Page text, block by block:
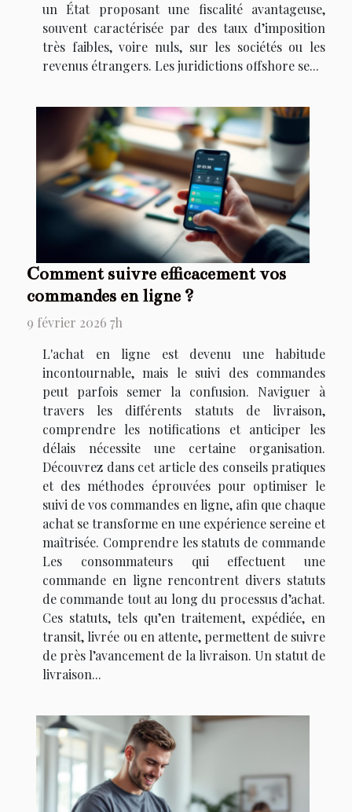
un État proposant une fiscalité avantageuse,
souvent caractérisée par des taux d’imposition
très faibles, voire nuls, sur les sociétés ou les
revenus étrangers. Les juridictions offshore se...
Comment suivre efficacement vos
commandes en ligne ?
9 février 2026 7h
L'achat en ligne est devenu une habitude
incontournable, mais le suivi des commandes
peut parfois semer la confusion. Naviguer à
travers les différents statuts de livraison,
comprendre les notifications et anticiper les
délais nécessite une certaine organisation.
Découvrez dans cet article des conseils pratiques
et des méthodes éprouvées pour optimiser le
suivi de vos commandes en ligne, afin que chaque
achat se transforme en une expérience sereine et
maîtrisée. Comprendre les statuts de commande
Les consommateurs qui effectuent une
commande en ligne rencontrent divers statuts
de commande tout au long du processus d’achat.
Ces statuts, tels qu’en traitement, expédiée, en
transit, livrée ou en attente, permettent de suivre
de près l’avancement de la livraison. Un statut de
livraison...